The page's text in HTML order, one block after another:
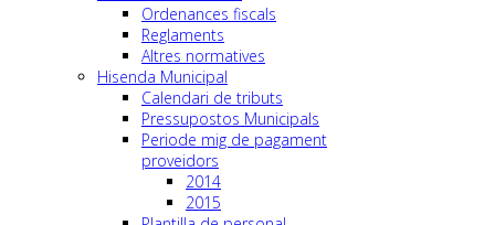
Ordenances fiscals
Reglaments
Altres normatives
Hisenda Municipal
Calendari de tributs
Pressupostos Municipals
Periode mig de pagament
proveidors
2014
2015